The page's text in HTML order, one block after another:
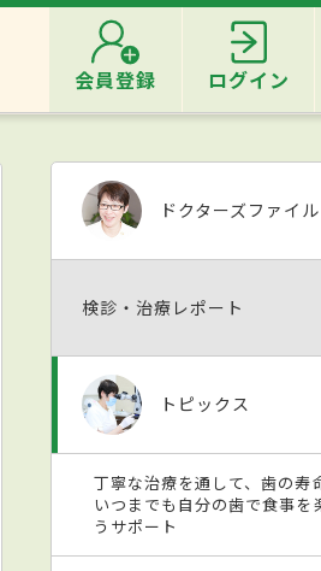
会員登録 ログイン
ドクターズファイル
検診・治療レポート
トピックス
丁寧な治療を通して、歯の寿
いつまでも自分の歯で食事を
うサポート